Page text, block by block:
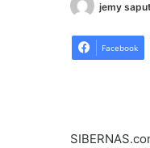
jemy
Facebook